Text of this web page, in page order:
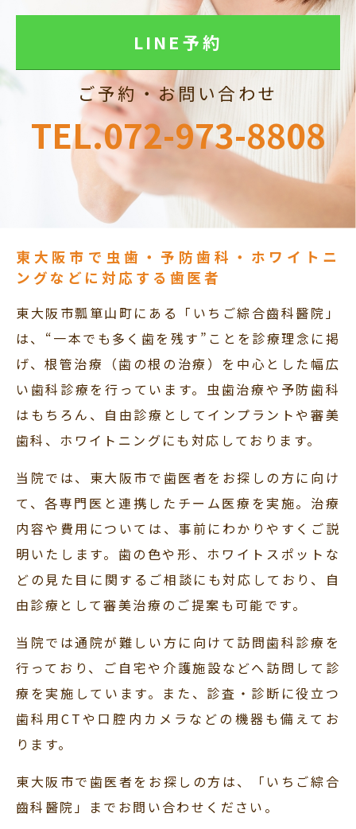
LINE予約
ご予約・お問い合わせ
TEL.072-973-8808
東大阪市で虫歯・予防歯科・ホワイトニ
ングなどに対応する歯医者
東大阪市瓢箪山町にある「いちご綜合齒科醫院」
は、“一本でも多く歯を残す”ことを診療理念に掲
げ、根管治療（歯の根の治療）を中心とした幅広
い歯科診療を行っています。虫歯治療や予防歯科
はもちろん、自由診療としてインプラントや審美
歯科、ホワイトニングにも対応しております。
当院では、東大阪市で歯医者をお探しの方に向け
て、各専門医と連携したチーム医療を実施。治療
内容や費用については、事前にわかりやすくご説
明いたします。歯の色や形、ホワイトスポットな
どの見た目に関するご相談にも対応しており、自
由診療として審美治療のご提案も可能です。
当院では通院が難しい方に向けて訪問歯科診療を
行っており、ご自宅や介護施設などへ訪問して診
療を実施しています。また、診査・診断に役立つ
歯科用CTや口腔内カメラなどの機器も備えてお
ります。
東大阪市で歯医者をお探しの方は、「いちご綜合
齒科醫院」までお問い合わせください。